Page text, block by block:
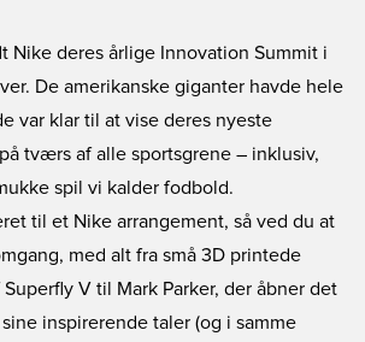
Nike deres årlige Innovation Summit i
De amerikanske giganter havde hele
var klar til at vise deres nyeste
tværs af alle sportsgrene – inklusiv,
spil vi kalder fodbold.
til et Nike arrangement, så ved du at
med alt fra små 3D printede
V til Mark Parker, der åbner det
inspirerende taler (og i samme